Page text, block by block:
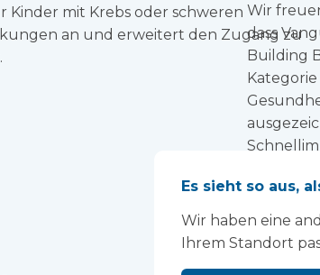
Kinder mit Krebs oder schweren
an und erweitert den Zugang zu
Wir
dass
Building
UHB).
Es sieht so aus,
Wir haben eine
Ihrem Standort